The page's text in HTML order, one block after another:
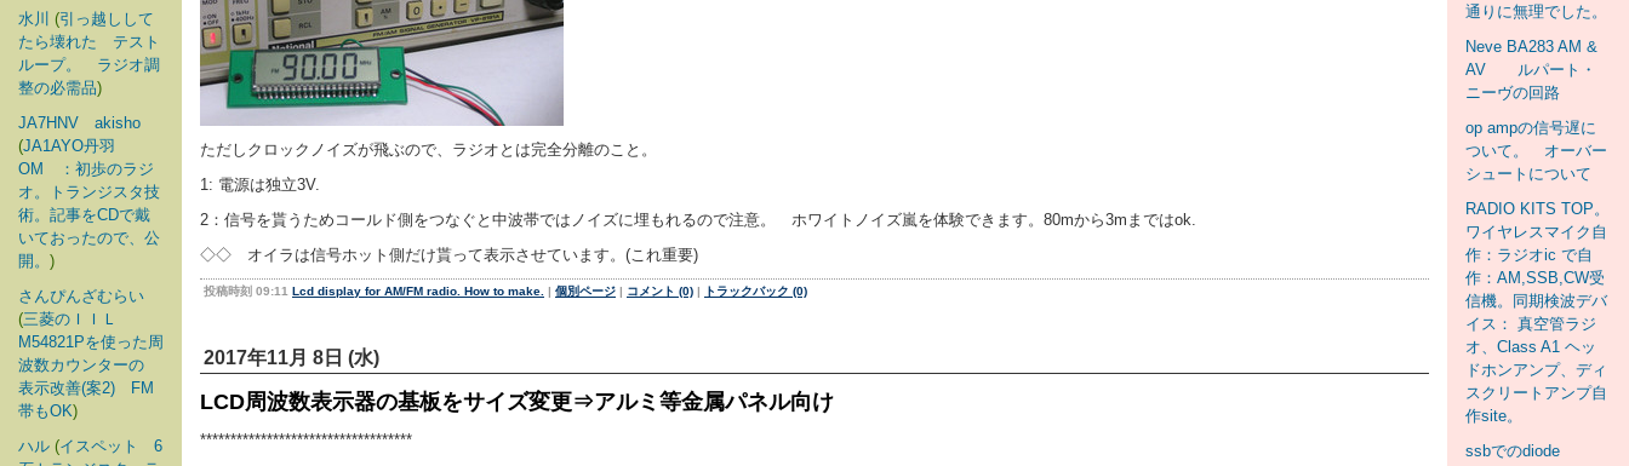
水川 (引っ越しして
たら壊れた テスト
ループ。 ラジオ調
整の必需品)
JA7HNV akisho
(JA1AYO丹羽
OM ：初歩のラジ
オ。トランジスタ技
術。記事をCDで戴
いておったので、公
開。 )
さんぴんざむらい
(三菱のＩＩＬ
M54821Pを使った周
波数カウンターの
表示改善(案2) FM
帯もOK)
ハル (イスペット 6
ただしクロックノイズが飛ぶので、ラジオとは完全分離のこと。
1: 電源は独立3V.
2：信号を貰うためコールド側をつなぐと中波帯ではノイズに埋もれるので注意。 ホワイトノイズ嵐を体験できます。80mから3mまではok.
◇◇ オイラは信号ホット側だけ貰って表示させています。(これ重要)
投稿時刻 09:11 Lcd display for AM/FM radio. How to make. | 個別ページ | コメント (0) | トラックバック (0)
2017年11月 8日 (水)
LCD周波数表示器の基板をサイズ変更⇒アルミ等金属パネル向け
***********************************
通りに無理でした。
Neve BA283 AM &
AV ルパート・
ニーヴの回路
op ampの信号遅に
ついて。 オーバー
シュートについて
RADIO KITS TOP。
ワイヤレスマイク自
作：ラジオic で自
作：AM,SSB,CW受
信機。同期検波デバ
イス： 真空管ラジ
オ、Class A1 ヘッ
ドホンアンプ、ディ
スクリートアンプ自
作site。
ssbでのdiode